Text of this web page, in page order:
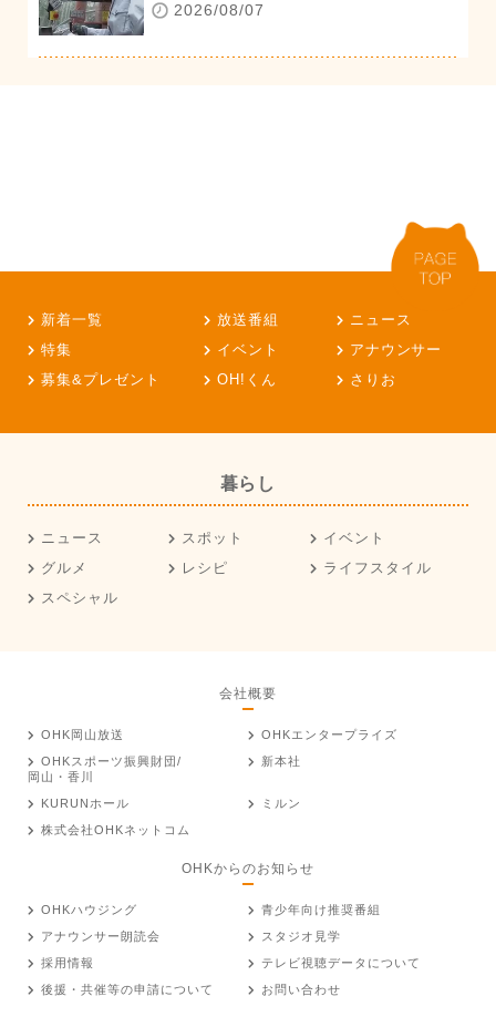
2026/08/07
新着一覧 放送番組
ニュース
特集
イベント
アナウンサー
募集&プレゼント
OH!くん さりお
暮らし
ニュース スポット
イベント
グルメ
レシピ
ライフスタイル
スペシャル
会社概要
OHK岡山放送
OHKエンタープライズ
OHKスポーツ振興財団/
岡山・香川
新本社
KURUNホール
ミルン
株式会社OHKネットコム
OHKからのお知らせ
OHKハウジング
青少年向け推奨番組
アナウンサー朗読会
スタジオ見学
採用情報
テレビ視聴データについて
後援・共催等の申請について
お問い合わせ